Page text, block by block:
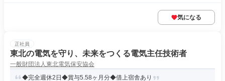
気になる
正社員
東北の電気を守り、未来をつくる電気主任技術者
一般財団法人東北電気保安協会
◆完全週休2日◆賞与5.58ヶ月分◆借上宿舎あり